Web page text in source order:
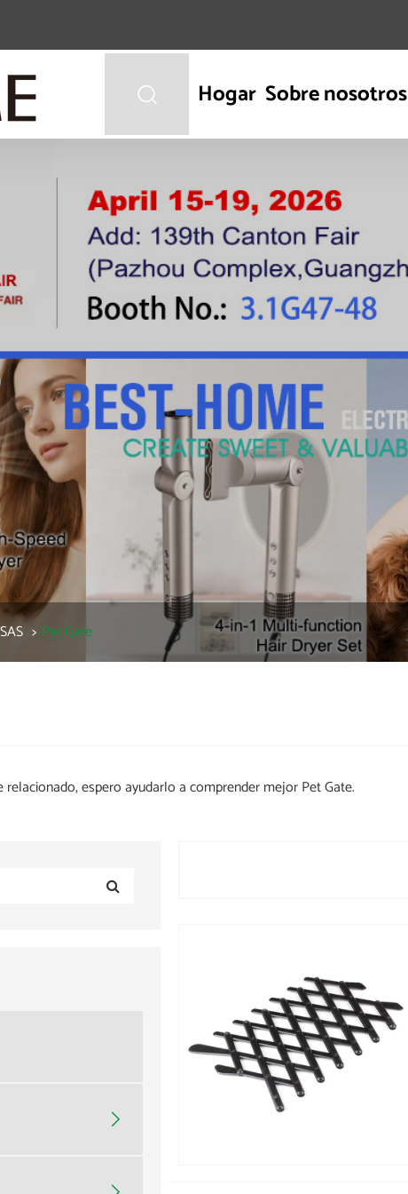
 Hogar Sobre nosotros
Pet Gate
relacionado, espero ayudarlo a comprender mejor Pet Gate.
